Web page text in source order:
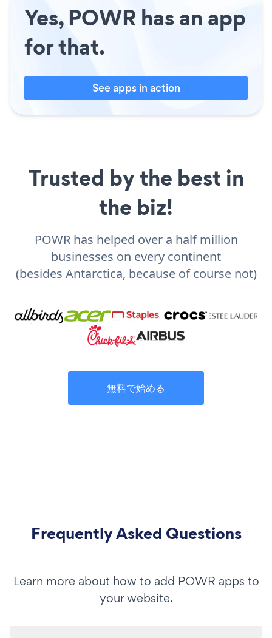
Yes, POWR has an app
for that.
See apps in action
Trusted by the best in
the biz!
POWR has helped over a half million
businesses on every continent
(besides Antarctica, because of course not)
無料で始める
Frequently Asked Questions
Learn more about how to add POWR apps to
your website.